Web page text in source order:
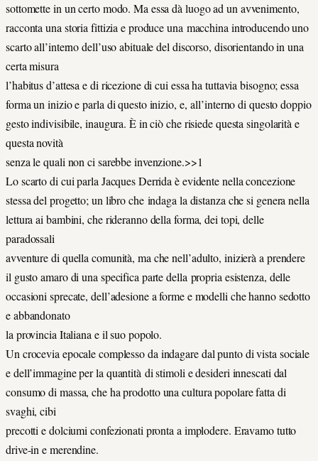
sottomette in un certo modo. Ma essa dà luogo ad un avvenimento,
racconta una storia fittizia e produce una macchina introducendo uno
scarto all’interno dell’uso abituale del discorso, disorientando in una
certa misura
l’habitus d’attesa e di ricezione di cui essa ha tuttavia bisogno; essa
forma un inizio e parla di questo inizio, e, all’interno di questo doppio
gesto indivisibile, inaugura. È in ciò che risiede questa singolarità e
questa novità
senza le quali non ci sarebbe invenzione.>>1
Lo scarto di cui parla Jacques Derrida è evidente nella concezione
stessa del progetto; un libro che indaga la distanza che si genera nella
lettura ai bambini, che rideranno della forma, dei topi, delle
paradossali
avventure di quella comunità, ma che nell’adulto, inizierà a prendere
il gusto amaro di una specifica parte della propria esistenza, delle
occasioni sprecate, dell’adesione a forme e modelli che hanno sedotto
e abbandonato
la provincia Italiana e il suo popolo.
Un crocevia epocale complesso da indagare dal punto di vista sociale
e dell’immagine per la quantità di stimoli e desideri innescati dal
consumo di massa, che ha prodotto una cultura popolare fatta di
svaghi, cibi
precotti e dolciumi confezionati pronta a implodere. Eravamo tutto
drive-in e merendine.